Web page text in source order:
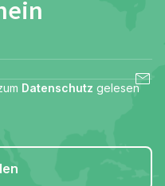
Datenschutz gelesen